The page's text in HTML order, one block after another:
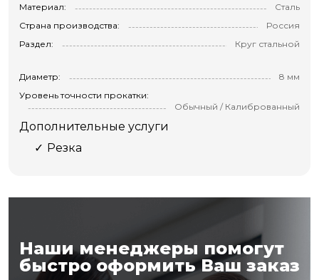
Материал:
Сталь
Страна производства:
Россия
Раздел:
Круг стальной
Диаметр:
8 мм
Уровень точности прокатки:
Обычный / Калиброванный
Дополнительные услуги
Резка
Наши менеджеры помогут
быстро оформить Ваш заказ